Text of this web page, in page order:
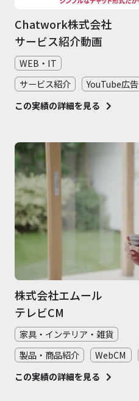
Chatwork株式会社
サービス紹介動画
WEB・IT
サービス紹介
YouTube広告
この実績の詳細を見る
株式会社エムール
テレビCM
家具・インテリア・雑貨
製品・商品紹介
WebCM
この実績の詳細を見る